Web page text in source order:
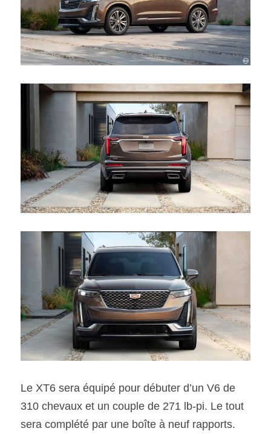
Le XT6 sera équipé pour débuter d’un V6 de
310 chevaux et un couple de 271 lb-pi. Le tout
sera complété par une boîte à neuf rapports.